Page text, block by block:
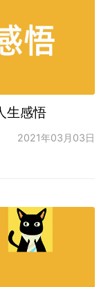
生感悟
2021年03月03日